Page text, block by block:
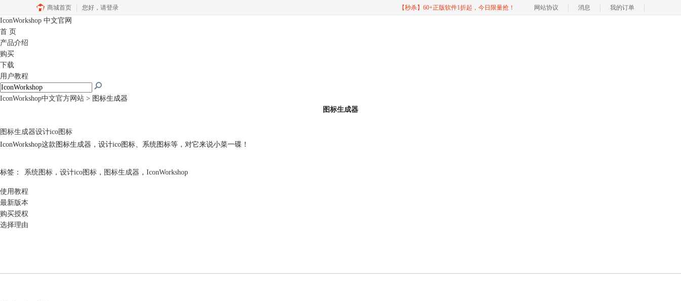
商城首页 您好， 请登录 【秒杀】60+正版软件1折起，今日限量抢！ 网站协议 消息 我的订单
IconWorkshop 中文官网
首 页
产品介绍
购买
下载
用户教程
IconWorkshop中文官方网站 > 图标生成器
图标生成器
图标生成器设计ico图标
IconWorkshop这款 图标生成器 ，设计ico图标、系统图标等，对它来说小菜一碟！
标签： 系统图标 ， 设计ico图标 ， 图标生成器 ， IconWorkshop
使用教程
最新版本
购买授权
选择理由